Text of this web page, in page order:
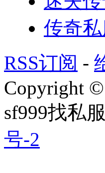
传奇
RSS订阅 -
Copyright ©
sf999找私
号-2